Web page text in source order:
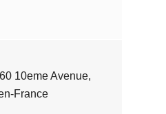
10eme Avenue,
France